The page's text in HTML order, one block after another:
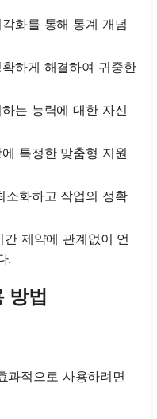
화를 통해 통계 개념
하게 해결하여 귀중한
는 능력에 대한 자신
특정한 맞춤형 지원
소화하고 작업의 정확
간 제약에 관계없이 언
.
방법
과적으로 사용하려면